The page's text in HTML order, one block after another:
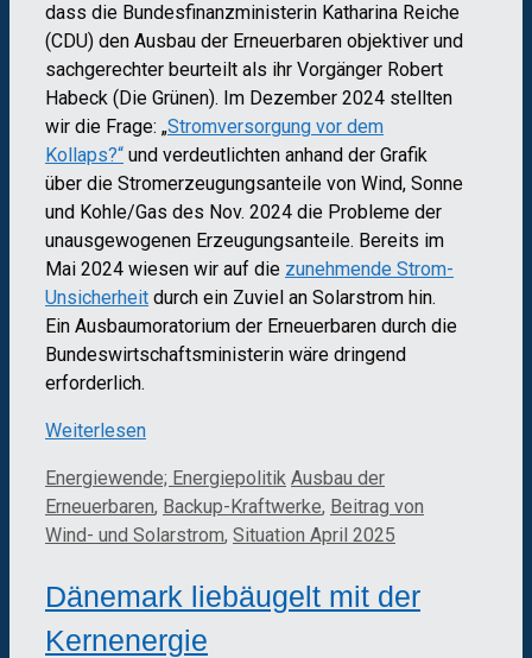
dass die Bundesfinanzministerin Katharina Reiche
(CDU) den Ausbau der Erneuerbaren objektiver und
sachgerechter beurteilt als ihr Vorgänger Robert
Habeck (Die Grünen). Im Dezember 2024 stellten
wir die Frage: „Stromversorgung vor dem
Kollaps?“ und verdeutlichten anhand der Grafik
über die Stromerzeugungsanteile von Wind, Sonne
und Kohle/Gas des Nov. 2024 die Probleme der
unausgewogenen Erzeugungsanteile. Bereits im
Mai 2024 wiesen wir auf die zunehmende Strom-
Unsicherheit durch ein Zuviel an Solarstrom hin.
Ein Ausbaumoratorium der Erneuerbaren durch die
Bundeswirtschaftsministerin wäre dringend
erforderlich.
Weiterlesen
Kategorien
Energiewende; Energiepolitik Schlagwörter
Ausbau der
Erneuerbaren, Backup-Kraftwerke, Beitrag von
Wind- und Solarstrom, Situation April 2025
Dänemark liebäugelt mit der
Kernenergie